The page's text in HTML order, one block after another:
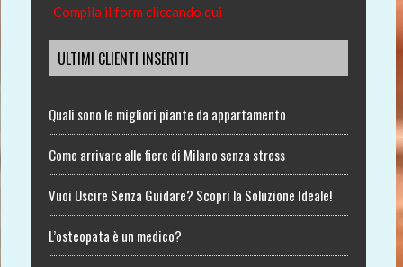
Compila il form cliccando qui
ULTIMI CLIENTI INSERITI
Quali sono le migliori piante da appartamento
Come arrivare alle fiere di Milano senza stress
Vuoi Uscire Senza Guidare? Scopri la Soluzione Ideale!
L’osteopata è un medico?